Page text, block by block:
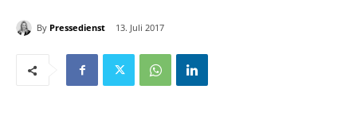
By Pressedienst 13. Juli 2017